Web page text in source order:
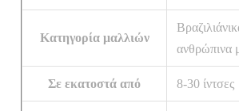
Κατηγορία μαλλιών
ανθρώπινα
Σε εκατοστά από 8-30 ίντσες